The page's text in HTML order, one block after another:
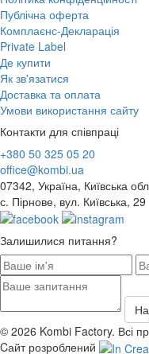
Публічна оферта
Комплаєнс-Декларація
Private Label
Де купити
Як зв'язатися
Доставка та оплата
Умови використання сайту
Контакти для співпраці
+380 50 325 05 20
office@kombi.ua
07342, Україна, Київська
с. Пірнове, вул. Київська, 29
Залишилися питання?
© 2026 Kombi Factory. Всі
Cайт розроблений